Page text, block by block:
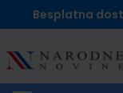
Besplatna